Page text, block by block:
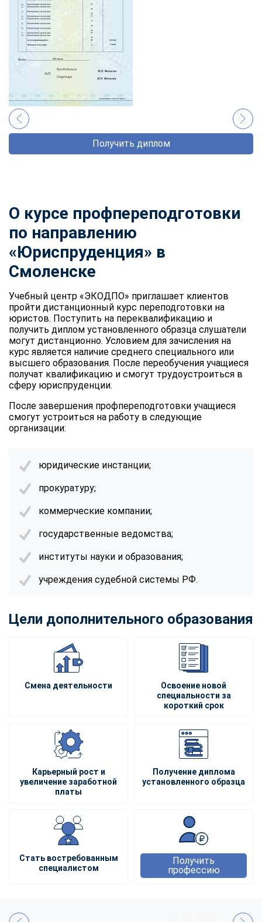
Получить диплом
О курсе профпереподготовки
по направлению
«Юриспруденция» в
Смоленске
Учебный центр «ЭКОДПО» приглашает клиентов
пройти дистанционный курс переподготовки на
юристов. Поступить на переквалификацию и
получить диплом установленного образца слушатели
могут дистанционно. Условием для зачисления на
курс является наличие среднего специального или
высшего образования. После переобучения учащиеся
получат квалификацию и смогут трудоустроиться в
сферу юриспруденции.
После завершения профпереподготовки учащиеся
смогут устроиться на работу в следующие
организации:
юридические инстанции;
прокуратуру;
коммерческие компании;
государственные ведомства;
институты науки и образования;
учреждения судебной системы РФ.
Цели дополнительного образования
Смена деятельности
Освоение новой
специальности за
короткий срок
Карьерный рост и
увеличение заработной
платы
Получение диплома
установленного образца
Стать востребованным
специалистом
Получить
профессию